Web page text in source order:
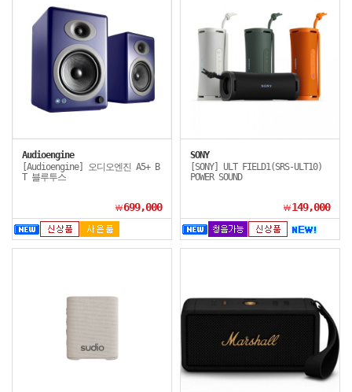
Audioengine
[Audioengine] 오디오엔진 A5+ B
T 블루투스
￦699,000
SONY
[SONY] ULT FIELD1(SRS-ULT10)
POWER SOUND
￦149,000